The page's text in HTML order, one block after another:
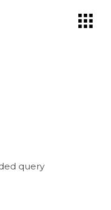
query